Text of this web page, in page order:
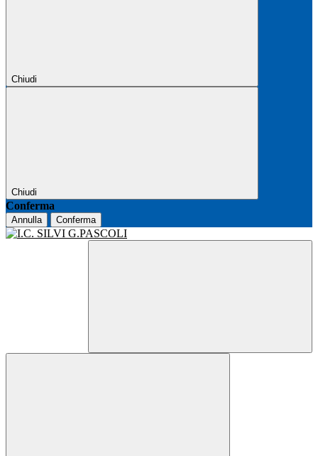
Chiudi
Chiudi
Conferma
Annulla Conferma